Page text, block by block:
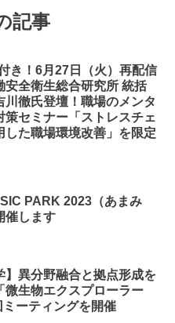
記事
き！6月27日（火）再配信
安全衛生総合研究所 統括
川徹氏登壇！職場のメンタ
策セミナー「ストレスチェ
した職場環境改善」を限定
PARK 2023（あまみ
催します
】異分野融合と拠点形成を
微生物エクスプローラー
ミーティングを開催